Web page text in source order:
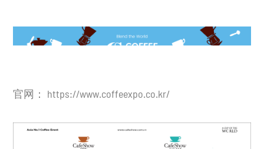
官网： https://www.coffeexpo.co.kr/